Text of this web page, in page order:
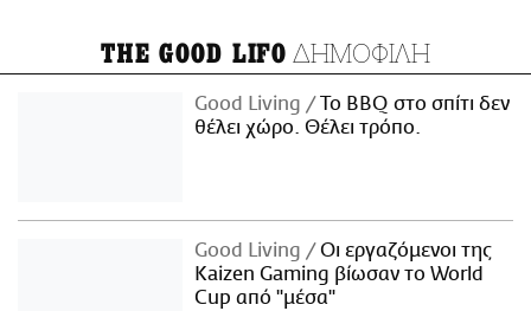
THE GOOD LIFO ΔΗΜΟΦΙΛΗ
Good Living
Το BBQ στο σπίτι δεν
θέλει χώρο. Θέλει τρόπο.
Good Living
Οι εργαζόμενοι της
Kaizen Gaming βίωσαν το World
Cup από "μέσα"